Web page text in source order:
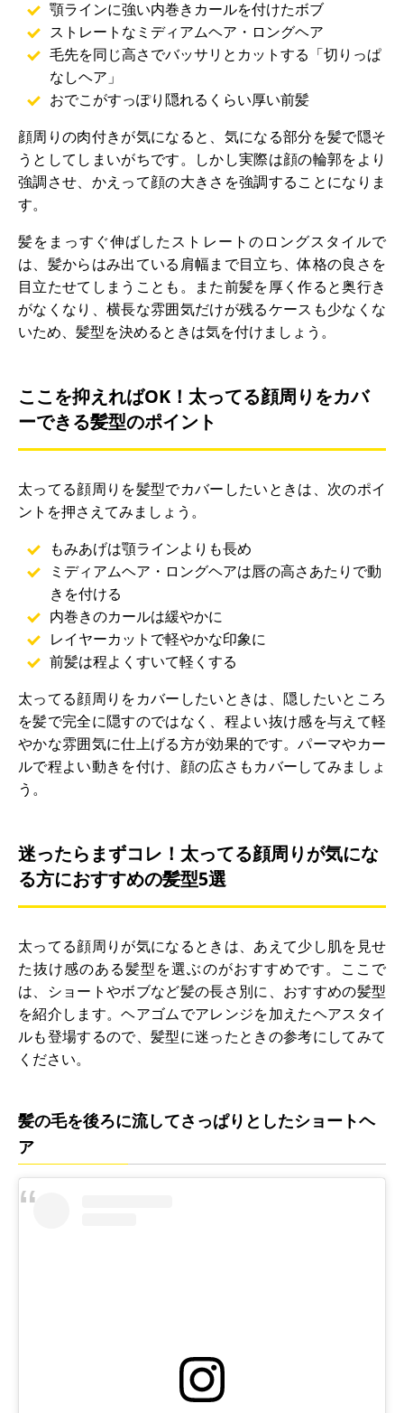
顎ラインに強い内巻きカールを付けたボブ
ストレートなミディアムヘア・ロングヘア
毛先を同じ高さでバッサリとカットする「切りっぱ
なしヘア」
おでこがすっぽり隠れるくらい厚い前髪
顔周りの肉付きが気になると、気になる部分を髪で隠そ
うとしてしまいがちです。しかし実際は顔の輪郭をより
強調させ、かえって顔の大きさを強調することになりま
す。
髪をまっすぐ伸ばしたストレートのロングスタイルで
は、髪からはみ出ている肩幅まで目立ち、体格の良さを
目立たせてしまうことも。また前髪を厚く作ると奥行き
がなくなり、横長な雰囲気だけが残るケースも少なくな
いため、髪型を決めるときは気を付けましょう。
ここを抑えればOK！太ってる顔周りをカバ
ーできる髪型のポイント
太ってる顔周りを髪型でカバーしたいときは、次のポイ
ントを押さえてみましょう。
もみあげは顎ラインよりも長め
ミディアムヘア・ロングヘアは唇の高さあたりで動
きを付ける
内巻きのカールは緩やかに
レイヤーカットで軽やかな印象に
前髪は程よくすいて軽くする
太ってる顔周りをカバーしたいときは、隠したいところ
を髪で完全に隠すのではなく、程よい抜け感を与えて軽
やかな雰囲気に仕上げる方が効果的です。パーマやカー
ルで程よい動きを付け、顔の広さもカバーしてみましょ
う。
迷ったらまずコレ！太ってる顔周りが気にな
る方におすすめの髪型5選
太ってる顔周りが気になるときは、あえて少し肌を見せ
た抜け感のある髪型を選ぶのがおすすめです。ここで
は、ショートやボブなど髪の長さ別に、おすすめの髪型
を紹介します。ヘアゴムでアレンジを加えたヘアスタイ
ルも登場するので、髪型に迷ったときの参考にしてみて
ください。
髪の毛を後ろに流してさっぱりとしたショートヘ
ア